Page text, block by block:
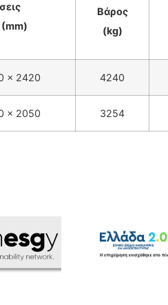
Βάρος
(kg)
x 2420 4240
x 2050 3254